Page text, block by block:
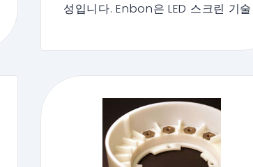
성입니다. Enbon은 LED 스크린 기술
한 에너지 효율이 높고 환경 친화적인
있습니다.